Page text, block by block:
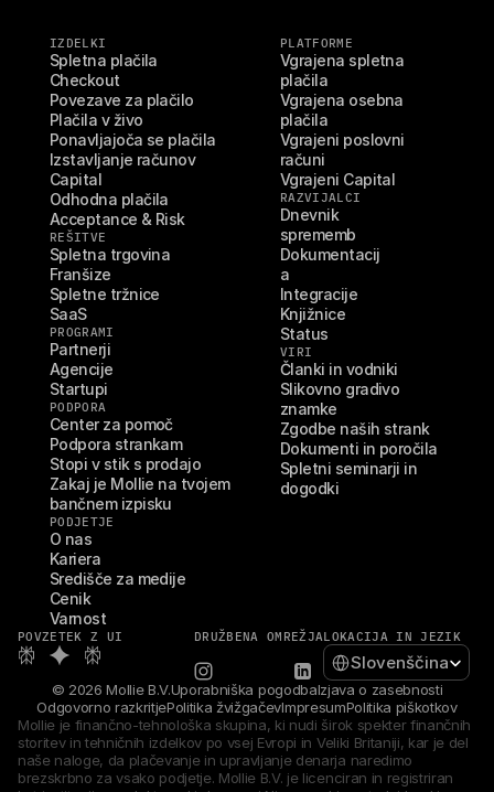
IZDELKI
Spletna plačila
Checkout
Povezave za plačilo
Plačila v živo
Ponavljajoča se plačila
Izstavljanje računov
Capital
Odhodna plačila
Acceptance & Risk
REŠITVE
Spletna trgovina
Franšize
Spletne tržnice
SaaS
PROGRAMI
Partnerji
Agencije
Startupi
PODPORA
Center za pomoč
Podpora strankam
Stopi v stik s prodajo
Zakaj je Mollie na tvojem
bančnem izpisku
PODJETJE
O nas
Kariera
Središče za medije
Cenik
Varnost
PLATFORME
Vgrajena spletna
plačila
Vgrajena osebna
plačila
Vgrajeni poslovni
računi
Vgrajeni Capital
RAZVIJALCI
Dnevnik
sprememb
Dokumentacij
a
Integracije
Knjižnice
Status
VIRI
Članki in vodniki
Slikovno gradivo
znamke
Zgodbe naših strank
Dokumenti in poročila
Spletni seminarji in
dogodki
POVZETEK Z UI DRUŽBENA OMREŽJALOKACIJA IN JEZIK
Select Language
Slovenščina
© 2026 Mollie B.V.Uporabniška pogodbaIzjava o zasebnosti
Odgovorno razkritjePolitika žvižgačevImpresumPolitika piškotkov
Mollie je finančno-tehnološka skupina, ki nudi širok spekter finančnih
storitev in tehničnih izdelkov po vsej Evropi in Veliki Britaniji, kar je del
naše naloge, da plačevanje in upravljanje denarja naredimo
brezskrbno za vsako podjetje. Mollie B.V. je licenciran in registriran